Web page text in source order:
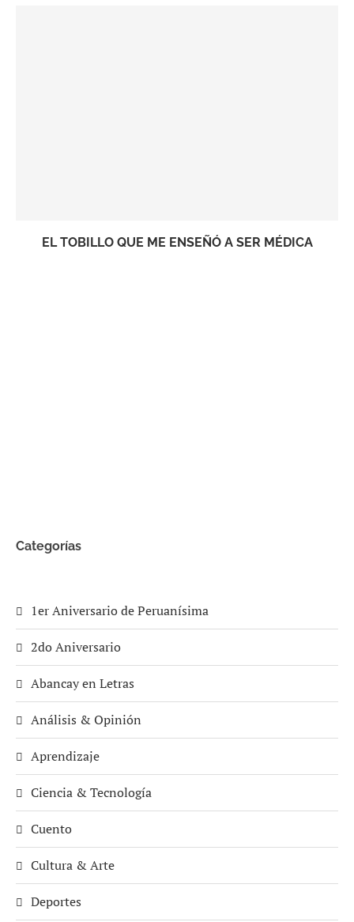
EL TOBILLO QUE ME ENSEÑÓ A SER MÉDICA
Categorías
1er Aniversario de Peruanísima
2do Aniversario
Abancay en Letras
Análisis & Opinión
Aprendizaje
Ciencia & Tecnología
Cuento
Cultura & Arte
Deportes